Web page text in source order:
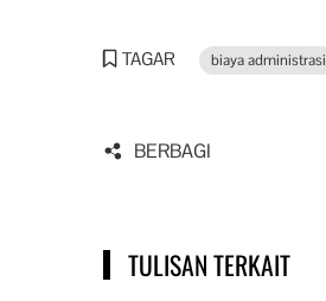
TAGAR biaya administrasi
BERBAGI
TULISAN TERKAIT